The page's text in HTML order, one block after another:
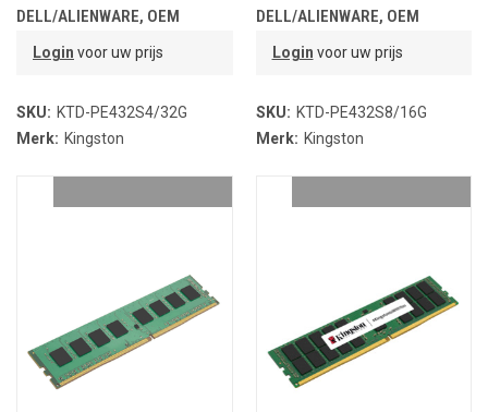
DELL/ALIENWARE, OEM
Login voor uw prijs
SKU: KTD-PE432S4/32G
Merk: Kingston
DELL/ALIENWARE, OEM
Login voor uw prijs
SKU: KTD-PE432S8/16G
Merk: Kingston